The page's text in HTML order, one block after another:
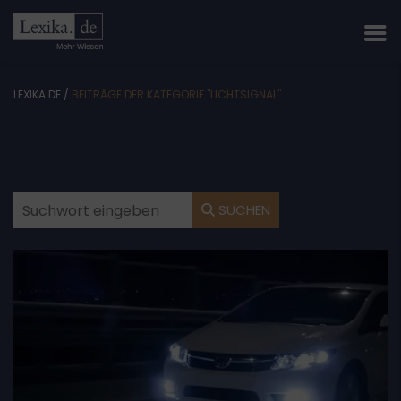
LEXIKA.DE / BEITRÄGE DER KATEGORIE "LICHTSIGNAL"
SUCHEN